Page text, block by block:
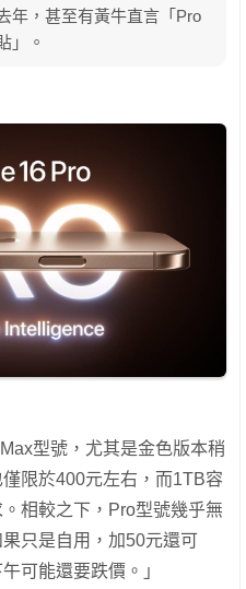
年，甚至有黃牛直言「Pro
」。
型號，尤其是金色版本稍
限於400元左右，而1TB容
相較之下，Pro型號幾乎無
只是自用，加50元還可
可能還要跌價。」